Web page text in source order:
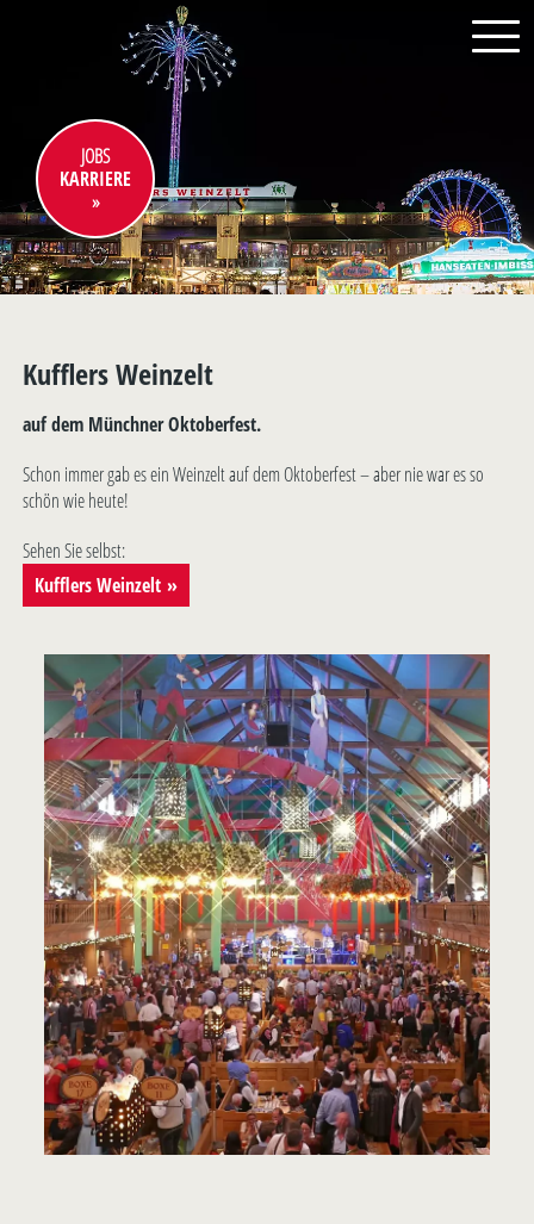
JOBS
KARRIERE
Kufflers Weinzelt
auf dem Münchner Oktoberfest.
Schon immer gab es ein Weinzelt auf dem Oktoberfest – aber nie war es so
schön wie heute!
Sehen Sie selbst:
Kufflers Weinzelt